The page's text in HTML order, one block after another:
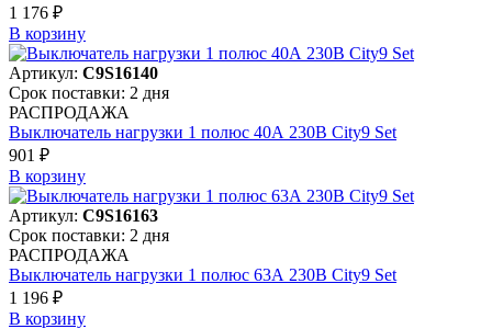
1 176 ₽
В корзинy
Артикул: C9S16140
Срок поставки: 2 дня
РАСПРОДАЖА
Выключатель нагрузки 1 полюс 40А 230В City9 Set
901 ₽
В корзинy
Артикул: C9S16163
Срок поставки: 2 дня
РАСПРОДАЖА
Выключатель нагрузки 1 полюс 63А 230В City9 Set
1 196 ₽
В корзинy